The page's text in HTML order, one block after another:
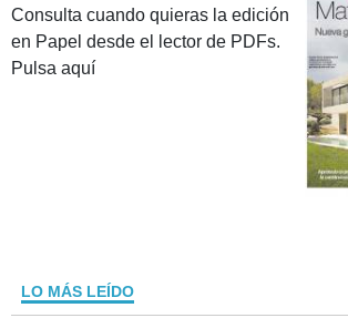
Consulta cuando quieras la edición
en Papel desde el lector de PDFs.
Pulsa aquí
LO MÁS LEÍDO